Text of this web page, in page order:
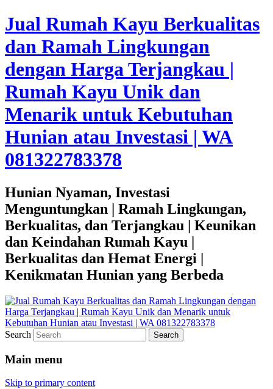
Jual Rumah Kayu Berkualitas
dan Ramah Lingkungan
dengan Harga Terjangkau |
Rumah Kayu Unik dan
Menarik untuk Kebutuhan
Hunian atau Investasi | WA
081322783378
Hunian Nyaman, Investasi
Menguntungkan | Ramah Lingkungan,
Berkualitas, dan Terjangkau | Keunikan
dan Keindahan Rumah Kayu |
Berkualitas dan Hemat Energi |
Kenikmatan Hunian yang Berbeda
Search
Main menu
Skip to primary content